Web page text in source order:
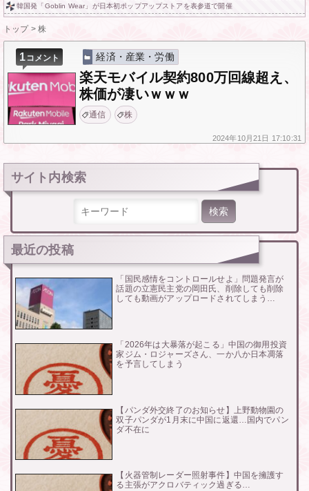
韓国発「Goblin Wear」が日本初ポップアップストアを表参道で開催
トップ> 株
1コメント 経済・産業・労働
楽天モバイル契約800万回線超え、
株価が凄いｗｗｗ
通信 株
2024年10月21日 17:10:31
サイト内検索
最近の投稿
「国民感情をコントロールせよ」問題発言が
話題の立憲民主党の岡田氏、削除しても削除
しても動画がアップロードされてしまう…
「2026年は大暴落が起こる」中国の御用投資
家ジム・ロジャーズさん、一か八か日本凋落
を予言してしまう
【パンダ外交終了のお知らせ】上野動物園の
双子パンダが1月末に中国に返還…国内でパン
ダ不在に
【火器管制レーダー照射事件】中国を擁護す
る主張がアクロバティック過ぎる…